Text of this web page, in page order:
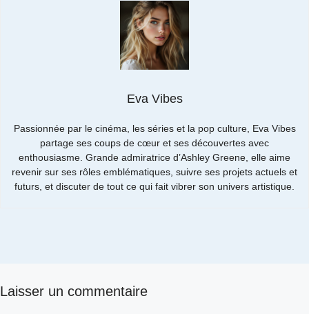
Eva Vibes
Passionnée par le cinéma, les séries et la pop culture, Eva Vibes
partage ses coups de cœur et ses découvertes avec
enthousiasme. Grande admiratrice d’Ashley Greene, elle aime
revenir sur ses rôles emblématiques, suivre ses projets actuels et
futurs, et discuter de tout ce qui fait vibrer son univers artistique.
Laisser un commentaire